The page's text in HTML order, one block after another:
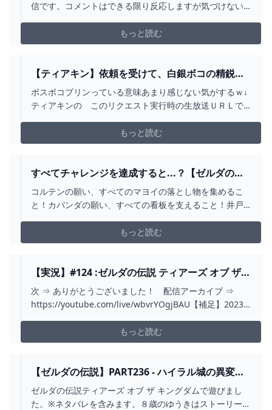
信です。コメントはできる限り反応しますが気づけない
てイライラするなー」と思った方は静かに去りましょ
う。※配信初心者です。少しずつ設定を学んでいきま
タバレは厳禁です。...
もっと読む
【ティアキン】依頼を受けて、白銀ボコの精鋭部
隊を作ってみた【ドリカラ】【ゼルダの伝説ティ
アーズオブザキングダムTOTK字幕実況バグ検証】
ボスボコブリンっている意味あまり感じない気がするｗ↓
ティアキンの このリクエスト実行時の生放送ＵＲＬで
のリクエスト受付動画ができました。
https://youtu.be/4U4JL5PFhfsリクエストの際には受付用
もっと読む
すべてチャレンジを達成すると...？【ゼルダの伝
説 ティアーズ オブ ザ キングダム】#18 -
YOUTUBE
コルテンの願い、すべてのマヨイの落とし物を集めるこ
と！カバンダの願い、すべての看板を支えること！井戸
ン、、、ちげぇ、コログだ、、、できんのか？0:00 今
日の作戦0:33 - 古の勇者で話しかけると？5:07 - マヨイの
もっと読む
【実況】#124 :ゼルダの伝説 ティアーズ オブ ザ
キングダム 初見実況プレイ【TOTK】 - YOUTUBE
次 ⇒ ありがとうございました！ 配信アーカイブ ⇒
https://youtube.com/live/wbvrYOgjBAU【補足】2023
オブ ザ キングダム(The Legend of Zelda: Tears of the
Kingdom...
もっと読む
【ゼルダの伝説】PART236 - ハイラル城の異変～
五人目の賢者を探せ【ティアーズ オブ ザ キング
ダム】 - YOUTUBE
ゼルダの伝説ティアーズ オブ ザ キングダムで遊びまし
た。※ネタバレを含みます。８歳のゆうきはストーリーも